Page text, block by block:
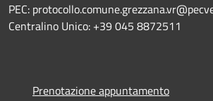
PEC:
Centralino Unico: +39 045 8872511
Prenotazione appuntamento